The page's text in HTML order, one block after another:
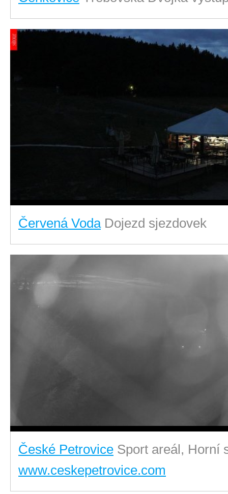
Červená Voda Dojezd sjezdovek
České Petrovice Sport areál, Horní
www.ceskepetrovice.com